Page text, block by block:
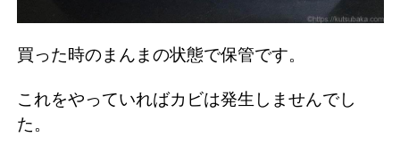
買った時のまんまの状態で保管です。
これをやっていればカビは発生しませんでし
た。